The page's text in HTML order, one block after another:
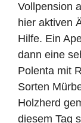
Vollpension
hier aktiven
Hilfe. Ein
dann eine
Polenta mit
Sorten
Holzherd
diesem Tag